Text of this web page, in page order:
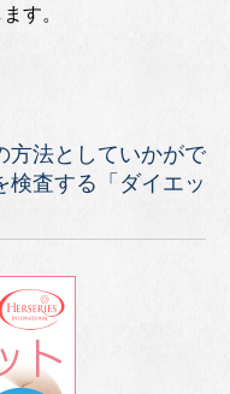
す。
法としていかがで
検査する「ダイエッ